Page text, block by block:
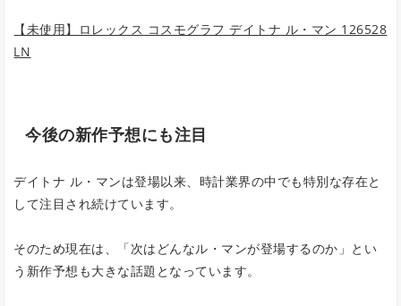
【未使用】ロレックス コスモグラフ デイトナ ル・マン 126528
LN
今後の新作予想にも注目
デイトナ ル・マンは登場以来、時計業界の中でも特別な存在と
して注目され続けています。
そのため現在は、「次はどんなル・マンが登場するのか」とい
う新作予想も大きな話題となっています。